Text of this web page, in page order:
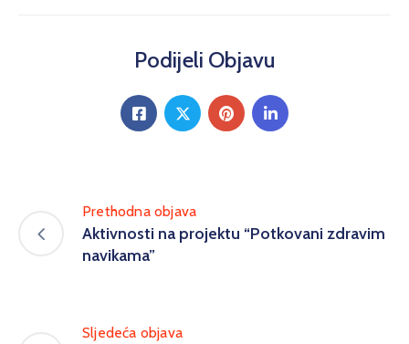
Podijeli Objavu
Prethodna objava
Aktivnosti na projektu “Potkovani zdravim
navikama”
Sljedeća objava